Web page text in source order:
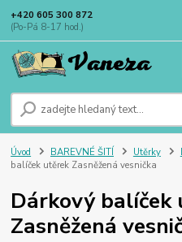
+420 605 300 872
(Po-Pá 8-17 hod.)
Úvod BAREVNÉ ŠITÍ Utěrky
balíček utěrek Zasněžená vesnička
Dárkový balíček
Zasněžená